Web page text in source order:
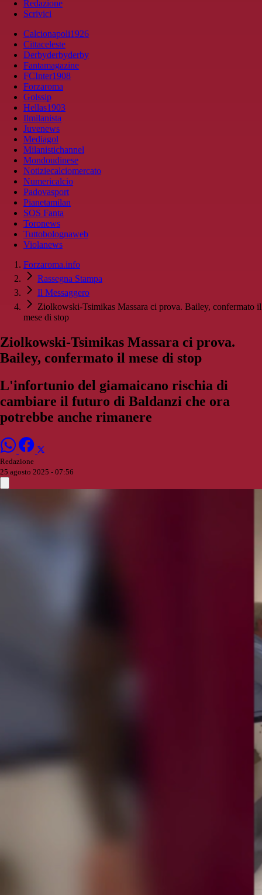
Redazione
Scrivici
Calcionapoli1926
Cittaceleste
Derbyderbyderby
Fantamagazine
FCInter1908
Forzaroma
Golssip
Hellas1903
Ilmilanista
Juvenews
Mediagol
Milanistichannel
Mondoudinese
Notiziecalciomercato
Numericalcio
Padovasport
Pianetamilan
SOS Fanta
Toronews
Tuttobolognaweb
Violanews
Forzaroma.info
Rassegna Stampa
Il Messaggero
Ziolkowski-Tsimikas Massara ci prova. Bailey, confermato il
mese di stop
Ziolkowski-Tsimikas Massara ci prova.
Bailey, confermato il mese di stop
L'infortunio del giamaicano rischia di
cambiare il futuro di Baldanzi che ora
potrebbe anche rimanere
Redazione
25 agosto 2025 - 07:56